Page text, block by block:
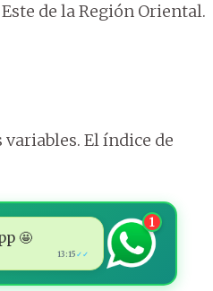
de la Región Oriental.
El índice de
🤩
13:15 ✓✓
1